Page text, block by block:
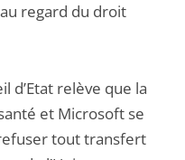
regard du droit
d’Etat relève que la
et Microsoft se
tout transfert